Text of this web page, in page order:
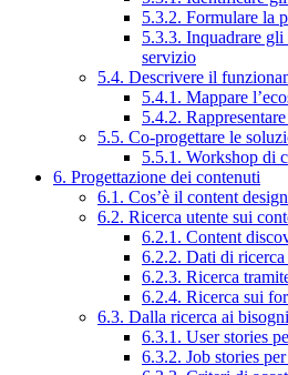
5.3.2. Formulare la
5.3.3. Inquadrare
servizio
5.4. Descrivere il
5.4.1. Mappare
5.4.2.
5.5. Co-progettare le
5.5.1. Workshop di
6. Progettazione dei contenuti
6.1. Cos’è il content design
6.2. Ricerca utente sui
6.2.1. Content
6.2.2. Dati di
6.2.3. Ricerca
6.2.4. Ricerca sui
6.3. Dalla ricerca ai
6.3.1. User stories
6.3.2. Job stories